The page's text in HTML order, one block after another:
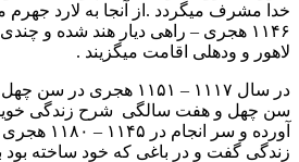
۱۱۴۶ هجری – راهی دیار هند شده و
لاهور و ودهلی اقامت میگزیند .
در سال ۱۱۱۷ – ۱۱۵۱
سن چهل و هفت سالگی شرح زندگی خویش
آورده و سر
زندگی گفت و در باغی که خود ساخته